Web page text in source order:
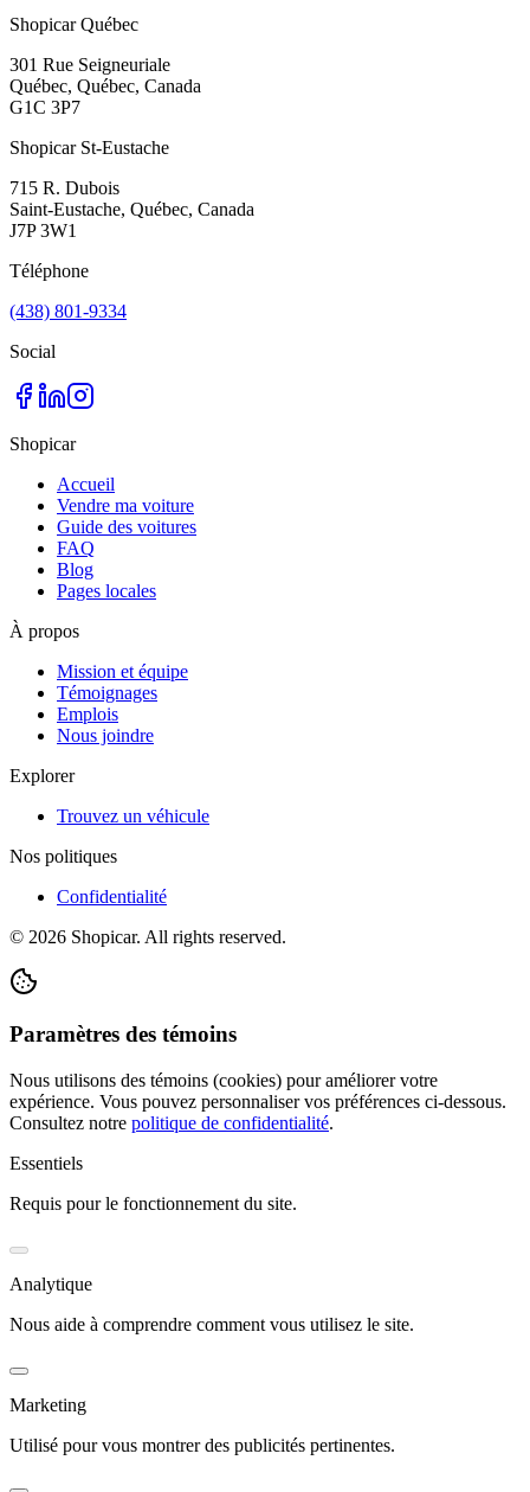
Shopicar Québec
301 Rue Seigneuriale
Québec, Québec, Canada
G1C 3P7
Shopicar St-Eustache
715 R. Dubois
Saint-Eustache, Québec, Canada
J7P 3W1
Téléphone
(438) 801-9334
Social
Shopicar
Accueil
Vendre ma voiture
Guide des voitures
FAQ
Blog
Pages locales
À propos
Mission et équipe
Témoignages
Emplois
Nous joindre
Explorer
Trouvez un véhicule
Nos politiques
Confidentialité
© 2026 Shopicar. All rights reserved.
Paramètres des témoins
Nous utilisons des témoins (cookies) pour améliorer votre
expérience. Vous pouvez personnaliser vos préférences ci-dessous.
Consultez notre politique de confidentialité.
Essentiels
Requis pour le fonctionnement du site.
Analytique
Nous aide à comprendre comment vous utilisez le site.
Marketing
Utilisé pour vous montrer des publicités pertinentes.